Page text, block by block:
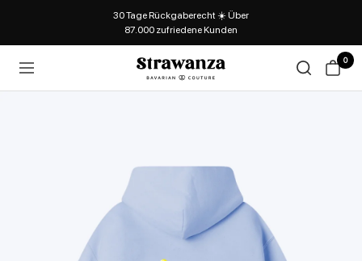
30 Tage Rückgaberecht ☀️ Über
87.000 zufriedene Kunden
Navigation
Strawanza 0